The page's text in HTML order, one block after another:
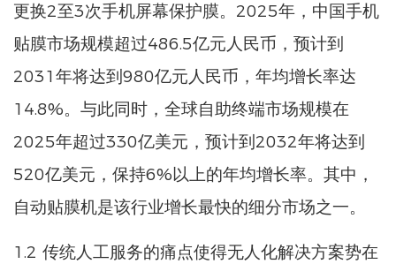
更换2至3次手机屏幕保护膜。2025年，中国手机
贴膜市场规模超过486.5亿元人民币，预计到
2031年将达到980亿元人民币，年均增长率达
14.8%。与此同时，全球自助终端市场规模在
2025年超过330亿美元，预计到2032年将达到
520亿美元，保持6%以上的年均增长率。其中，
自动贴膜机是该行业增长最快的细分市场之一。
1.2 传统人工服务的痛点使得无人化解决方案势在